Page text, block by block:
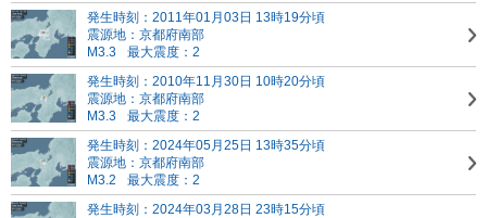
発生時刻：2011年01月03日 13時19分頃
震源地：京都府南部
M3.3
最大震度：2
発生時刻：2010年11月30日 10時20分頃
震源地：京都府南部
M3.3
最大震度：2
発生時刻：2024年05月25日 13時35分頃
震源地：京都府南部
M3.2
最大震度：2
発生時刻：2024年03月28日 23時15分頃